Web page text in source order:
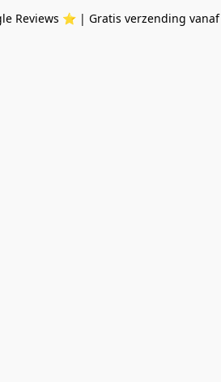
Reviews ⭐️ | Gratis verzending vanaf